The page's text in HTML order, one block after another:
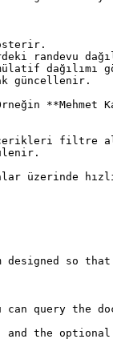
randevu
dağılımı
güncellenir.
**Mehmet
filtre
üzerinde
so
query the
and the